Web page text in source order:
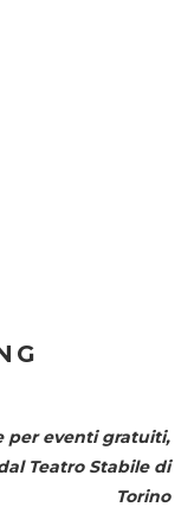
per eventi gratuiti,
Teatro Stabile di
Torino